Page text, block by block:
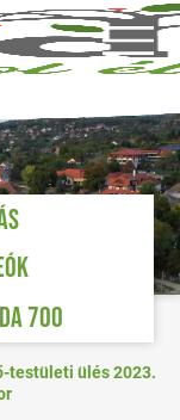
700
testületi ülés 2023.